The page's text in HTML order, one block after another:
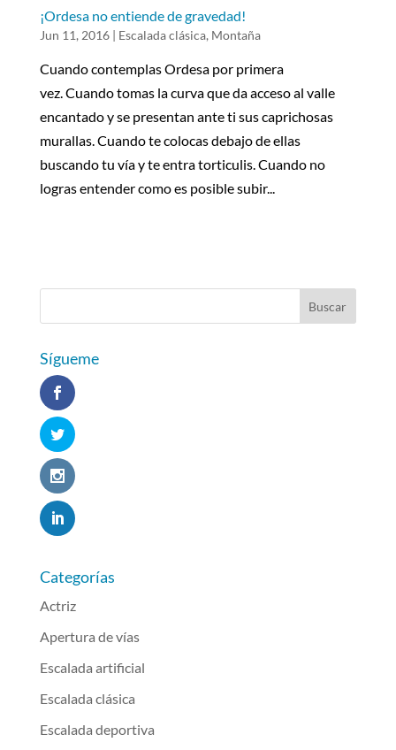
¡Ordesa no entiende de gravedad!
Jun 11, 2016| Escalada clásica, Montaña
Cuando contemplas Ordesa por primera
vez. Cuando tomas la curva que da acceso al valle
encantado y se presentan ante ti sus caprichosas
murallas. Cuando te colocas debajo de ellas
buscando tu vía y te entra torticulis. Cuando no
logras entender como es posible subir...
Sígueme
Categorías
Actriz
Apertura de vías
Escalada artificial
Escalada clásica
Escalada deportiva